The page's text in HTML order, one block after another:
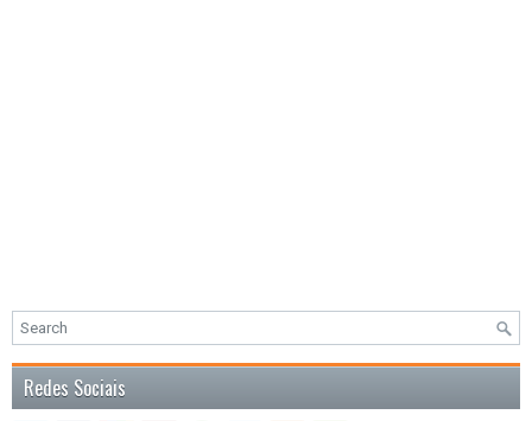
Redes Sociais